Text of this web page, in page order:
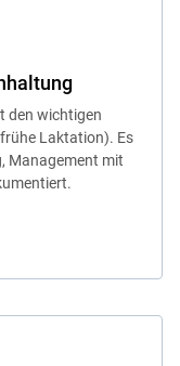
den wichtigen
Laktation). Es
Management mit